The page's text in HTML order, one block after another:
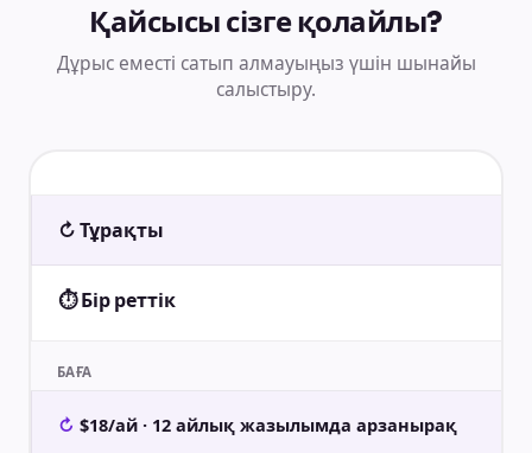
Қайсысы сізге қолайлы?
Дұрыс еместі сатып алмауыңыз үшін шынайы
салыстыру.
↻ Тұрақты
⏱ Бір реттік
БАҒА
$18/ай · 12 айлық жазылымда арзанырақ